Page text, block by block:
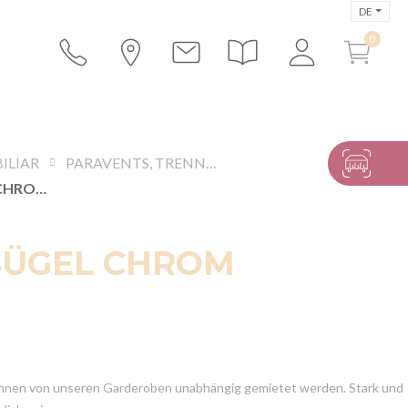
DE
PARAVENTS, TRENNWÄNDE, GARDEROBEN, SCHMINKMOBILIAR
KLEIDERBÜGEL CHROM
CHROM
von unseren Garderoben unabhängig gemietet werden. Stark und